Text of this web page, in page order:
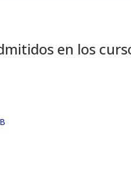
en los